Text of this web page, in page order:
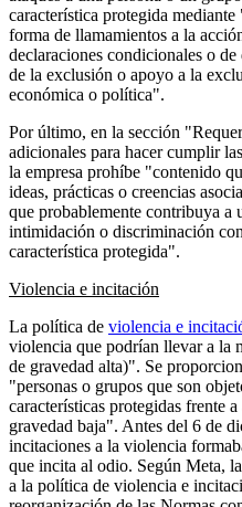
característica protegida
forma de llamamientos a la
declaraciones condicionales o
de la exclusión o apoyo a la
económica o política".
Por último, en la sección
adicionales para hacer cumplir
la empresa prohíbe "contenido
ideas, prácticas o creencias
que probablemente contribuya a
intimidación o discriminación
característica protegida".
Violencia e incitación
La política de violencia e
violencia que podrían llevar a la
de gravedad alta)". Se
"personas o grupos que son
características protegidas frente
gravedad baja". Antes del 6 de
incitaciones a la violencia
que incita al odio. Según Meta,
a la política de violencia e